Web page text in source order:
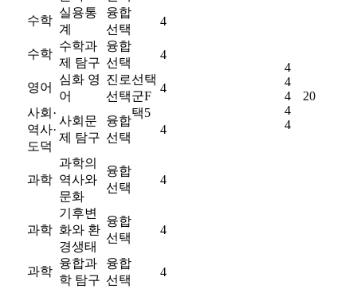
선택
군F
택5
4
4
4
4
4
20
수학
실용통
계
융합
선택
4
수학
수학과
제 탐구
융합
선택
4
영어
심화 영
어
진로
선택
4
사회·
역사·
도덕
사회문
제 탐구
융합
선택
4
과학
과학의
역사와
문화
융합
선택
4
과학
기후변
화와 환
경생태
융합
선택
4
과학
융합과
학 탐구
융합
선택
4